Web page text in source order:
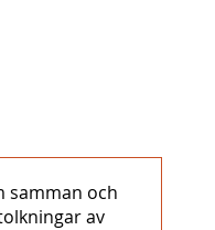
samman och
av